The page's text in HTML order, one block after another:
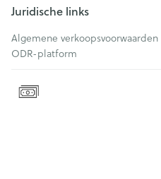
Juridische links
Algemene verkoopsvoorwaarden
ODR-platform